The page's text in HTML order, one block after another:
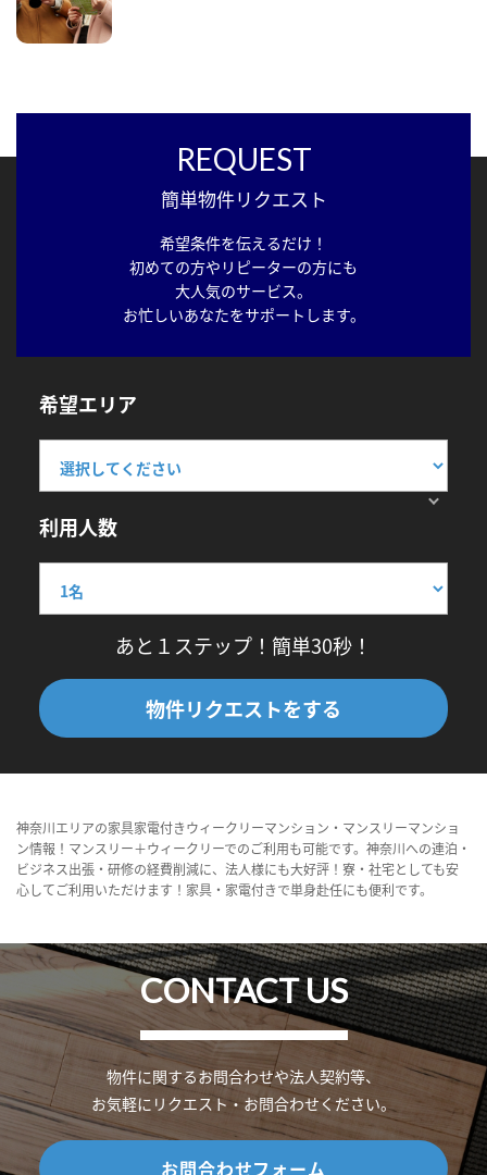
REQUEST
簡単物件リクエスト
希望条件を伝えるだけ！
初めての方やリピーターの方にも
大人気のサービス。
お忙しいあなたをサポートします。
希望エリア
利用人数
あと１ステップ！簡単30秒！
物件リクエストをする
神奈川エリアの家具家電付きウィークリーマンション・マンスリーマンショ
ン情報！マンスリー＋ウィークリーでのご利用も可能です。神奈川への連泊・
ビジネス出張・研修の経費削減に、法人様にも大好評！寮・社宅としても安
心してご利用いただけます！家具・家電付きで単身赴任にも便利です。
CONTACT US
物件に関するお問合わせや法人契約等、
お気軽にリクエスト・お問合わせください。
お問合わせフォーム